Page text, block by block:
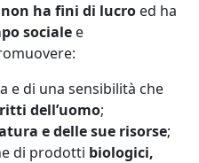
non ha fini di lucro ed ha
sociale e
e di una sensibilità che
dell’uomo;
e delle sue risorse;
di prodotti biologici,